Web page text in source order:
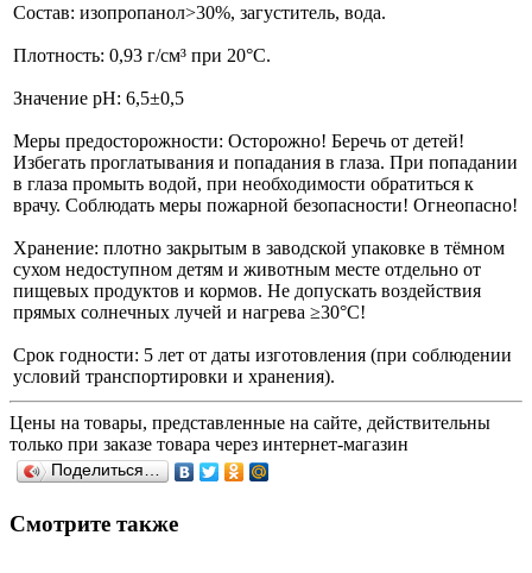
Состав: изопропанол>30%, загуститель, вода.
Плотность: 0,93 г/см³ при 20°С.
Значение pH: 6,5±0,5
Меры предосторожности: Осторожно! Беречь от детей!
Избегать проглатывания и попадания в глаза. При попадании
в глаза промыть водой, при необходимости обратиться к
врачу. Соблюдать меры пожарной безопасности! Огнеопасно!
Хранение: плотно закрытым в заводской упаковке в тёмном
сухом недоступном детям и животным месте отдельно от
пищевых продуктов и кормов. Не допускать воздействия
прямых солнечных лучей и нагрева ≥30°С!
Срок годности: 5 лет от даты изготовления (при соблюдении
условий транспортировки и хранения).
Цены на товары, представленные на сайте, действительны
только при заказе товара через интернет-магазин
Поделиться…
Смотрите также